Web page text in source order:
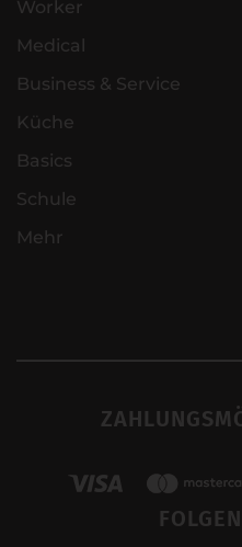
Worker
Medical
Business & Service
Küche
Basics
Schule
Mehr